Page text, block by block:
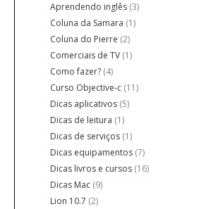
Aprendendo inglês (3)
Coluna da Samara (1)
Coluna do Pierre (2)
Comerciais de TV (1)
Como fazer? (4)
Curso Objective-c (11)
Dicas aplicativos (5)
Dicas de leitura (1)
Dicas de serviços (1)
Dicas equipamentos (7)
Dicas livros e cursos (16)
Dicas Mac (9)
Lion 10.7 (2)